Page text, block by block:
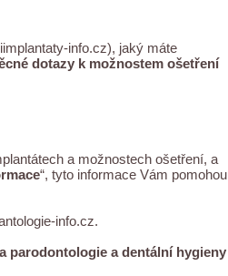
info.cz), jaký máte
dotazy k možnostem ošetření
a možnostech ošetření, a
“, tyto informace Vám pomohou
info.cz.
parodontologie a dentální hygieny